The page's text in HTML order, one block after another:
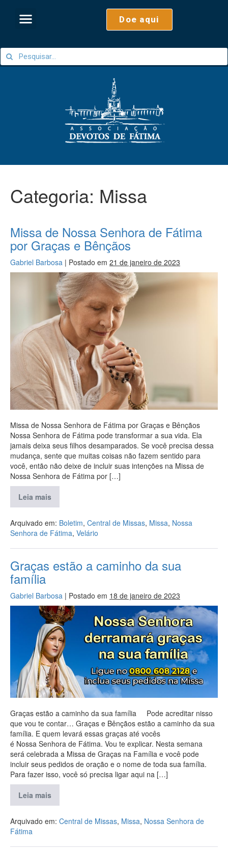
Doe aqui
Categoria: Missa
Missa de Nossa Senhora de Fátima
por Graças e Bênçãos
Gabriel Barbosa | Postado em 21 de janeiro de 2023
Missa de Nossa Senhora de Fátima por Graças e Bênçãos
Nossa Senhora de Fátima pode transformar a sua vida. Ela
jamais deixa seus filhos desamparados. Se você precisa dessa
mudança, sente que muitas coisas não fazem sentido para
você, então não deixe de incluir suas intenções na Missa de
Nossa Senhora de Fátima por […]
Leia mais
Arquivado em: Boletim, Central de Missas, Missa, Nossa
Senhora de Fátima, Velário
Graças estão a caminho da sua
família
Gabriel Barbosa | Postado em 18 de janeiro de 2023
Graças estão a caminho da sua família Pode acreditar nisso
que vou te contar… Graças e Bênçãos estão a caminho da sua
família. E quem levará essas graças até vocês
é Nossa Senhora de Fátima. Vou te explicar. Nesta semana
será celebrada a Missa de Graças na Família e você pode
incluir seus pedidos de oração e o nome de toda sua família.
Para fazer isso, você só precisa ligar aqui na […]
Leia mais
Arquivado em: Central de Missas, Missa, Nossa Senhora de
Fátima